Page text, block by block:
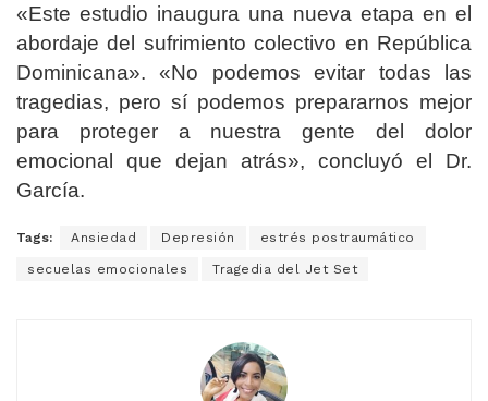
«Este estudio inaugura una nueva etapa en el
abordaje del sufrimiento colectivo en República
Dominicana». «No podemos evitar todas las
tragedias, pero sí podemos prepararnos mejor
para proteger a nuestra gente del dolor
emocional que dejan atrás», concluyó el Dr.
García.
Tags: Ansiedad Depresión estrés postraumático
secuelas emocionales Tragedia del Jet Set